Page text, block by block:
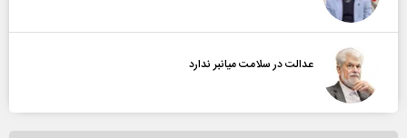
عدالت در سلامت میانبر ندارد